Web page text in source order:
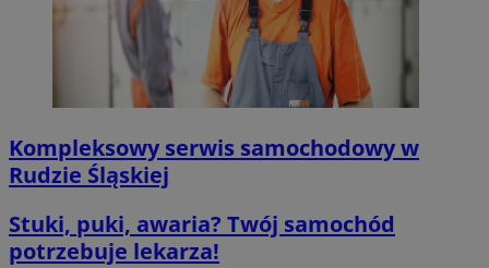
Kompleksowy serwis samochodowy w
Rudzie Śląskiej
Stuki, puki, awaria? Twój samochód
potrzebuje lekarza!